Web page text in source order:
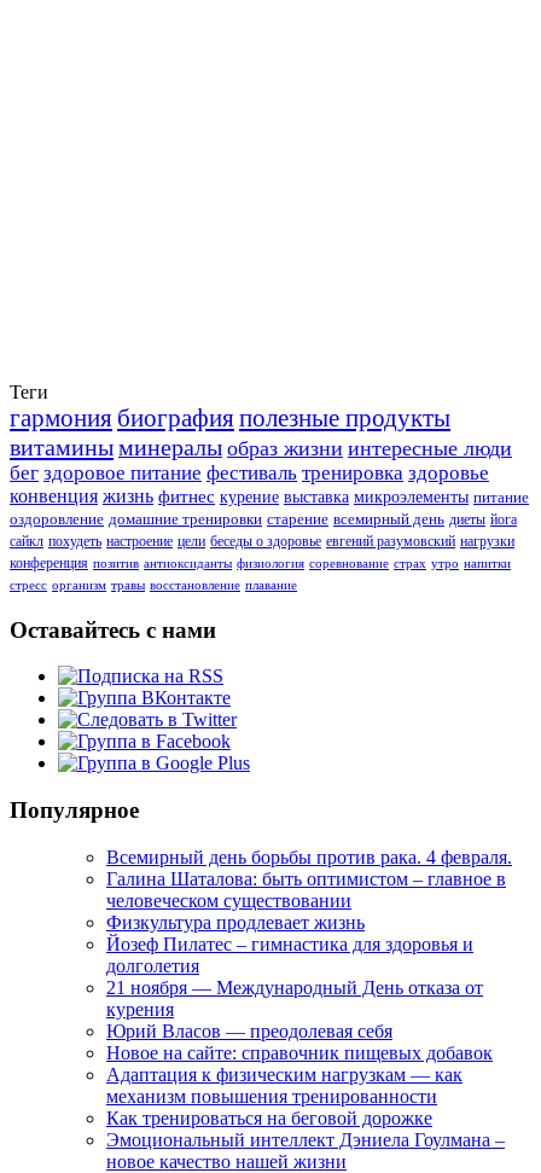
Теги
гармония биографияполезные продукты
витаминыминералы образ жизни интересные люди
бег здоровое питание фестиваль тренировка здоровье
конвенция жизнь фитнес курение выставка микроэлементы питание
оздоровление домашние тренировки старение всемирный день диеты йога
сайкл похудеть настроение цели беседы о здоровье евгений разумовский нагрузки
конференция позитив антиоксиданты физиология соревнование страх утро напитки
стресс организм травы восстановление плавание
Оставайтесь с нами
Популярное
Всемирный день борьбы против рака. 4 февраля.
Галина Шаталова: быть оптимистом – главное в
человеческом существовании
Физкультура продлевает жизнь
Йозеф Пилатес – гимнастика для здоровья и
долголетия
21 ноября — Международный День отказа от
курения
Юрий Власов — преодолевая себя
Новое на сайте: справочник пищевых добавок
Адаптация к физическим нагрузкам — как
механизм повышения тренированности
Как тренироваться на беговой дорожке
Эмоциональный интеллект Дэниела Гоулмана –
новое качество нашей жизни